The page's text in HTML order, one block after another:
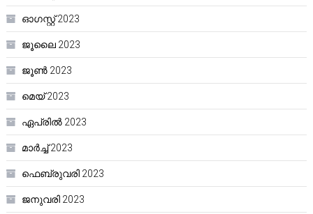
ഓഗസ്റ്റ്‌ 2023
ജൂലൈ 2023
ജൂൺ 2023
മെയ്‌ 2023
ഏപ്രിൽ 2023
മാർച്ച്‌ 2023
ഫെബ്രുവരി 2023
ജനുവരി 2023